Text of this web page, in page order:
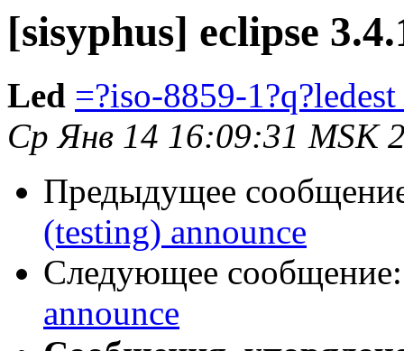
[sisyphus] eclipse
Led =?iso-8859-
Ср Янв 14 16:09:31 MSK
Предыдущее
(testing) announce
Следующее
announce